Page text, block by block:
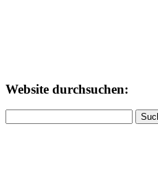
Website durchsuchen:
nach: